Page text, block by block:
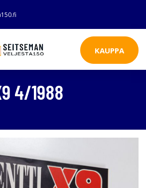
KAUPPA
4/1988